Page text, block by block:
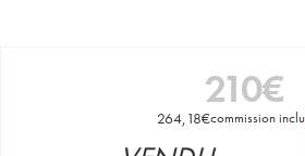
210€
264,18€commission